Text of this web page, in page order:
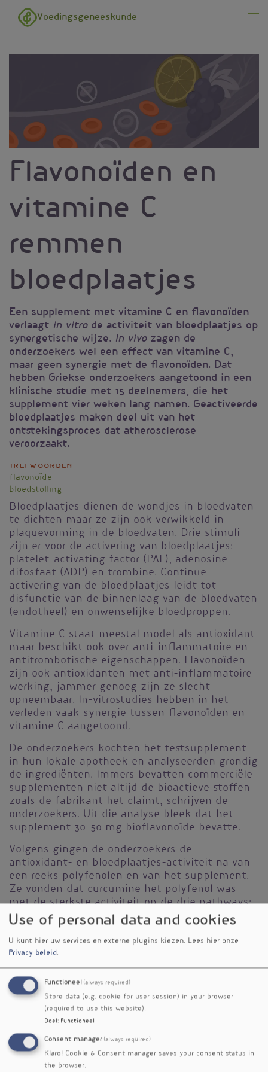
Overslaan en naar de inhoud gaan
Voedingsgeneeskunde
Flavonoïden en
vitamine C
remmen
bloedplaatjes
Een supplement met vitamine C en flavonoïden
verlaagt in vitrode activiteit van bloedplaatjes op
synergetische wijze. In vivozagen de
onderzoekers wel een effect van vitamine C,
maar geen synergie met de flavonoïden. Dat
hebben Griekse onderzoekers aangetoond in een
klinische studie met 15 deelnemers, die het
supplement vier weken lang namen. Geactiveerde
bloedplaatjes maken deel uit van het
ontstekingsproces dat atherosclerose
veroorzaakt.
Trefwoorden
flavonoïde
bloedstolling
Bloedplaatjes dienen de wondjes in bloedvaten
te dichten maar ze zijn ook verwikkeld in
plaquevorming in de bloedvaten. Drie stimuli
zijn er voor de activering van bloedplaatjes:
platelet-activating factor (PAF), adenosine-
difosfaat (ADP) en trombine. Continue
activering van de bloedplaatjes leidt tot
disfunctie van de binnenlaag van de bloedvaten
(endotheel) en onwenselijke bloedproppen.
Vitamine C staat meestal model als antioxidant
maar beschikt ook over anti-inflammatoire en
antitrombotische eigenschappen. Flavonoïden
zijn ook antioxidanten met anti-inflammatoire
werking, jammer genoeg zijn ze slecht
opneembaar. In-vitrostudies hebben in het
verleden vaak synergie tussen flavonoïden en
vitamine C aangetoond.
De onderzoekers kochten het testsupplement
in hun lokale apotheek en analyseerden grondig
de ingrediënten. Immers bevatten commerciële
supplementen niet altijd de bioactieve stoffen
zoals de fabrikant het claimt, schrijven de
onderzoekers. Uit die analyse bleek dat het
supplement 30-50 mg bioflavonoïde bevatte.
Volgens gingen de onderzoekers de
antioxidant- en bloedplaatjes-activiteit na van
een reeks polyfenolen en van het supplement.
Ze vonden dat curcumine het polyfenol was
met de sterkste activiteit op de drie pathways:
PAF, ADP en trombine. Ook de flavonoïden
quercetine, catechine en tanninezuur waren
doeltreffend, telkenmale met een zekere
voorkeur voor PAF, ADP en/of trombine.
Flavonoïden remmen bloedplaatjesactivering
gemiddeld sterker dan vitamine C, maar
vitamine C versterkt wel het effect van de
flavonoïden.
zoals dat bleek uit drie verschillende
antioxidanttests. Flavonoïden geven stabielere
resultaten, terwijl de antioxidantactiviteit van
Use of personal data and cookies
U kunt hier uw services en externe plugins kiezen. Lees hier onze
Privacy beleid.
Functioneel (always required)
Store data (e.g. cookie for user session) in your browser
(required to use this website).
Doel : Functioneel
Consent manager (always required)
Klaro! Cookie & Consent manager saves your consent status in
the browser.